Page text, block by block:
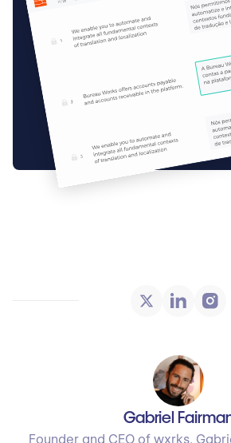
Gabriel
Founder and CEO of wxrks,